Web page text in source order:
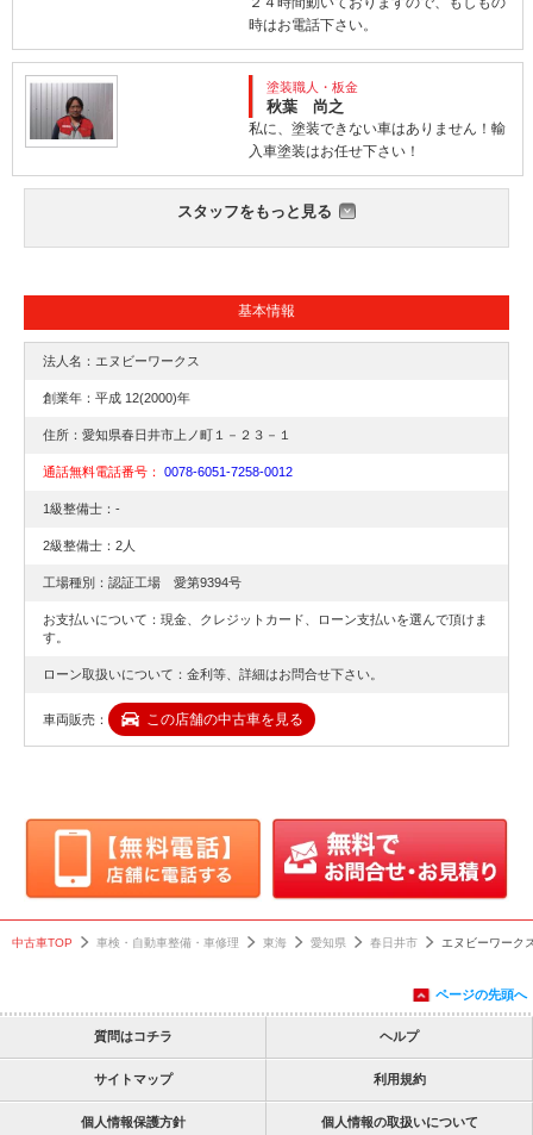
時はお電話下さい。
塗装職人・板金
秋葉 尚之
私に、塗装できない車はありません！輸
入車塗装はお任せ下さい！
スタッフをもっと見る
基本情報
法人名：エヌビーワークス
創業年：平成 12(2000)年
住所：愛知県春日井市上ノ町１－２３－１
通話無料電話番号： 0078-6051-7258-0012
1級整備士：-
2級整備士：2人
工場種別：認証工場 愛第9394号
お支払いについて：現金、クレジットカード、ローン支払いを選んで頂けま
す。
ローン取扱いについて：金利等、詳細はお問合せ下さい。
車両販売： この店舗の中古車を見る
中古車TOP 車検・自動車整備・車修理 東海 愛知県 春日井市 エヌビーワーク
ページの先頭へ
質問はコチラ ヘルプ
サイトマップ 利用規約
個人情報保護方針 個人情報の取扱いについて